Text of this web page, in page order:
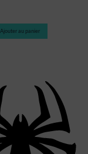
Ajouter au panier